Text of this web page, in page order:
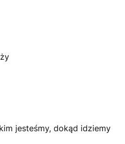
jesteśmy, dokąd idziemy